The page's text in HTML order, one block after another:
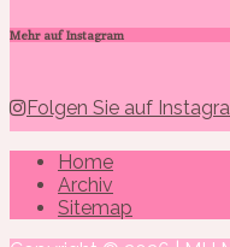
Mehr auf Instagram
Folgen Sie auf
Home
Archiv
Sitemap